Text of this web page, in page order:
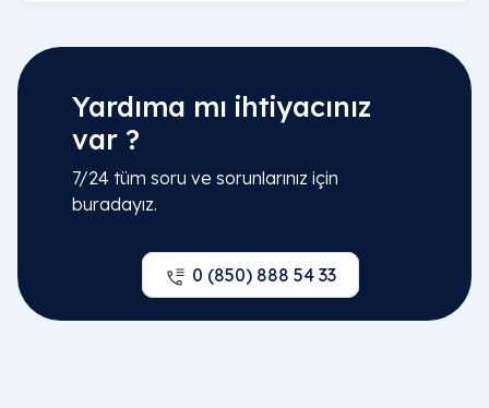
Yardıma mı ihtiyacınız
var ?
7/24 tüm soru ve sorunlarınız için
buradayız.
0 (850) 888 54 33